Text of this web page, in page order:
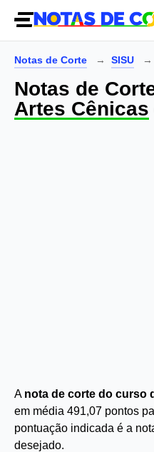
Notas de Corte SISU
Notas de
Artes Cênicas
A nota de corte do curso
em média 491,07 pontos
pontuação indicada é a
desejado.